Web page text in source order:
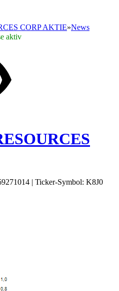
CORP AKTIE»News
aktiv
| Ticker-Symbol: K8J0